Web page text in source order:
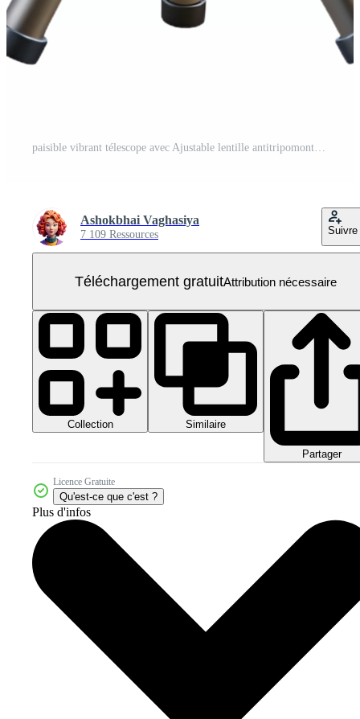
paisible vibrant télescope avec Ajustable lentille antitripomont, métallique unnoir finir, spectaculaire éclairage, côté voir, isoler transparent arrière-plan, haute résolution produit la photographie ultra HD PNG Gratuit
Ashokbhai Vaghasiya
7 109 Ressources Suivre
Téléchargement gratuitAttribution nécessaire
Collection Similaire
Partager
Licence Gratuite
Qu'est-ce que c'est ?
Plus d'infos